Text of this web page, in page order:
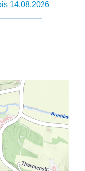
14.08.2026